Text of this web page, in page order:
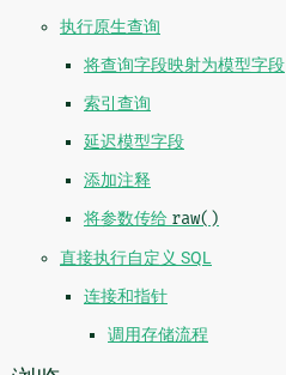
执行原生查询
将查询字段映射为模型字段
索引查询
延迟模型字段
添加注释
将参数传给 raw()
直接执行自定义 SQL
连接和指针
调用存储流程